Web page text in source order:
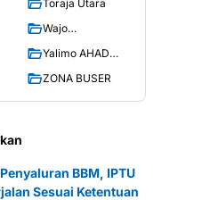
Toraja Utara
Wajo
Yalimo AHAD
ZONA BUSER
BBM, IPTU
Sesuai Ketentuan